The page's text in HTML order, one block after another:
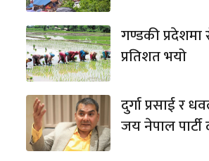
गण्डकी प्रदेशमा
प्रतिशत भयो
दुर्गा प्रसाई र
जय नेपाल पार्टी